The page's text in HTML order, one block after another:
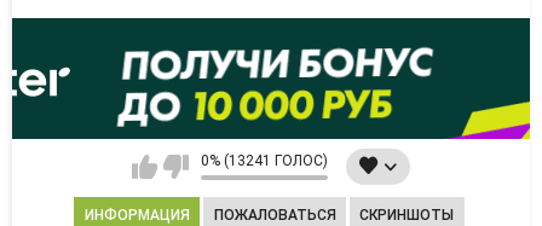
0% (13241 ГОЛОС)
ИНФОРМАЦИЯ ПОЖАЛОВАТЬСЯ СКРИНШОТЫ